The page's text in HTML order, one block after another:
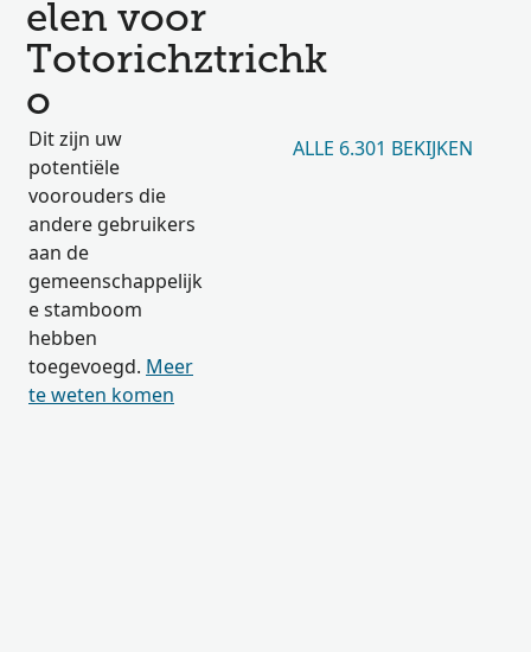
elen voor
Totorichztrichk
o
Dit zijn uw
potentiële
voorouders die
andere gebruikers
aan de
gemeenschappelijk
e stamboom
hebben
toegevoegd. Meer
te weten komen
ALLE 6.301 BEKIJKEN